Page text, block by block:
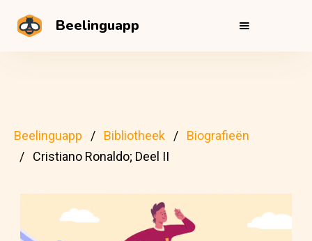
Beelinguapp
Beelinguapp Bibliotheek
Biografieën
Cristiano Ronaldo; Deel II